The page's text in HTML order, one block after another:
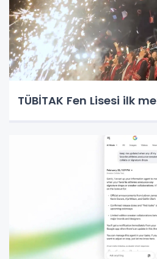
TÜBİTAK Fen Lisesi ilk